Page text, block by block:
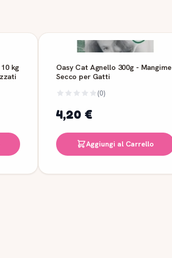
kg
Oasy Cat Agnello 300g - Mangime
Secco per Gatti
(0)
4,20 €
Aggiungi al Carrello